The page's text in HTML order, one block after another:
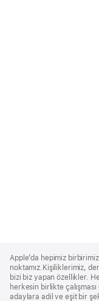
Footer
Apple’da hepimiz
noktamız.Kişiliklerimiz,
bizi biz yapan özellikler.
herkesin birlikte
adaylara adil ve eşit bir